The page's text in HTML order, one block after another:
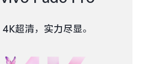
4K超清，实力尽显。